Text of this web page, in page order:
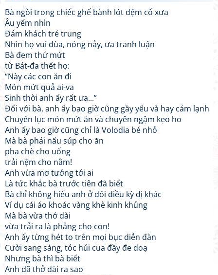
Bà ngồi trong chiếc ghế bành lót đệm cổ xưa
Âu yếm nhìn
Đám khách trẻ trung
Nhìn họ vui đùa, nóng nảy, ưa tranh luận
Bà đem thứ mứt
từ Bát-đa thết họ:
“Này các con ăn đi
Món mứt quả ai-va
Sinh thời anh ấy rất ưa...”
Đối với bà, anh ấy bao giờ cũng gầy yếu và hay cảm lạnh
Chuyên lục món mứt ăn và chuyên ngậm kẹo ho
Anh ấy bao giờ cũng chỉ là Volodia bé nhỏ
Mà bà phải nấu súp cho ăn
pha chè cho uống
trải nệm cho nằm!
Anh vừa mơ tưởng tới ai
Là tức khắc bà trước tiên đã biết
Bà chỉ không hiểu anh ở đôi điều kỳ dị khác
Ví dụ cái áo khoác vàng khè kinh khủng
Mà bà vừa thở dài
vừa trải ra là phẳng cho con!
Anh ấy từng hét to trên mọi bục diễn đàn
Cười sang sảng, tóc húi cua đầy đe doạ
Nhưng bà thì bà biết
Anh đã thở dài ra sao